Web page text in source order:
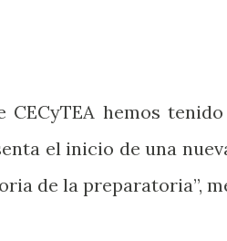
CECyTEA hemos
el inicio de una
de la preparatoria”,